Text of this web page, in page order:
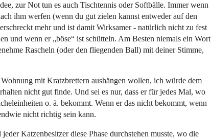
zur Not tun es auch Tischtennis oder Softbälle. Immer wenn
ihm werfen (wenn du gut zielen kannst entweder auf den
mehr und ist damit Wirksamer - natürlich nicht zu fest
und wenn er „böse“ ist schütteln. Am Besten niemals ein Wort
Rascheln (oder den fliegenden Ball) mit deiner Stimme,
mit Kratzbrettern aushängen wollen, ich würde dem
nicht gut finde. Und sei es nur, dass er für jedes Mal, wo
o. ä. bekommt. Wenn er das nicht bekommt, wenn
nicht richtig sein kann.
Katzenbesitzer diese Phase durchstehen musste, wo die